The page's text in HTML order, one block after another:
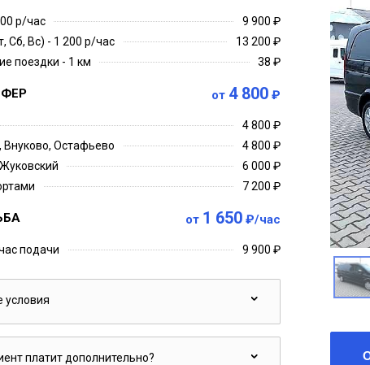
р/час
9 900 ₽
Сб, Вс) - 1 200 р/час
13 200 ₽
поездки - 1 км
38 ₽
от 4 800 ₽
4 800 ₽
Остафьево
4 800 ₽
6 000 ₽
7 200 ₽
от 1 650 ₽/час
подачи 9 900 ₽
условия
платит дополнительно?